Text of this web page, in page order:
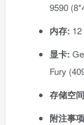
9590
内存:
显卡:
Fury
存储空
附注事